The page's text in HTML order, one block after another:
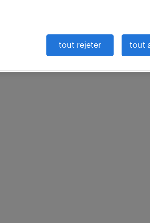
tout rejeter tout